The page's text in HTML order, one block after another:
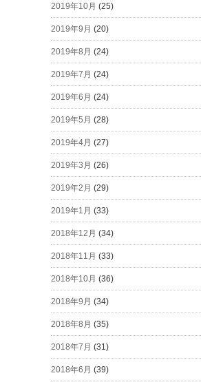
2019年10月 (25)
2019年9月 (20)
2019年8月 (24)
2019年7月 (24)
2019年6月 (24)
2019年5月 (28)
2019年4月 (27)
2019年3月 (26)
2019年2月 (29)
2019年1月 (33)
2018年12月 (34)
2018年11月 (33)
2018年10月 (36)
2018年9月 (34)
2018年8月 (35)
2018年7月 (31)
2018年6月 (39)